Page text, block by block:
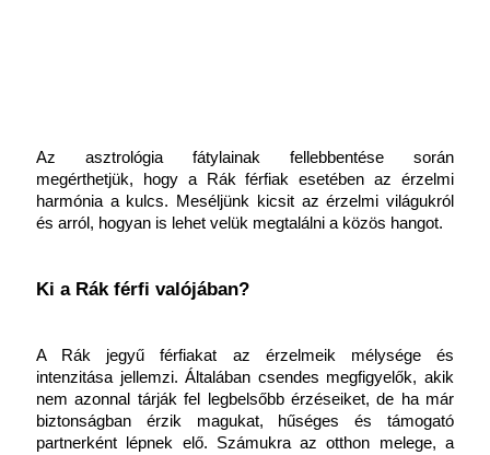
Az asztrológia fátylainak fellebbentése során
megérthetjük, hogy a Rák férfiak esetében az érzelmi
harmónia a kulcs. Meséljünk kicsit az érzelmi világukról
és arról, hogyan is lehet velük megtalálni a közös hangot.
Ki a Rák férfi valójában?
A Rák jegyű férfiakat az érzelmeik mélysége és
intenzitása jellemzi. Általában csendes megfigyelők, akik
nem azonnal tárják fel legbelsőbb érzéseiket, de ha már
biztonságban érzik magukat, hűséges és támogató
partnerként lépnek elő. Számukra az otthon melege, a